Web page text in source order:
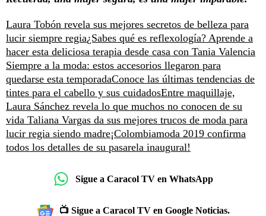
Laura Tobón revela sus mejores secretos de belleza para
lucir siempre regia¿Sabes qué es reflexología? Aprende a
hacer esta deliciosa terapia desde casa con Tania Valencia
Siempre a la moda: estos accesorios llegaron para
quedarse esta temporadaConoce las últimas tendencias de
tintes para el cabello y sus cuidadosEntre maquillaje,
Laura Sánchez revela lo que muchos no conocen de su
vida Taliana Vargas da sus mejores trucos de moda para
lucir regia siendo madre¡Colombiamoda 2019 confirma
todos los detalles de su pasarela inaugural!
Sigue a Caracol TV en WhatsApp
📺 Sigue a Caracol TV en Google Noticias.